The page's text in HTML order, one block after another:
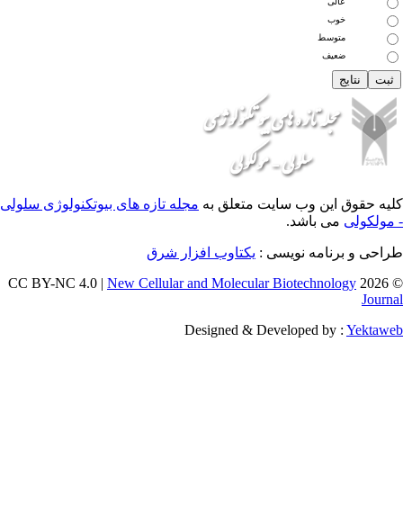
وب سایت متعلق بهمجله تازه های بیوتکنولوژی سلولی
نویسی :یکتاوب افزار شرق
New Cellular and Molecular
Designed &